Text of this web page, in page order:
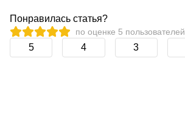
Понравилась статья?
по оценке 5 пользователей
5 4 3